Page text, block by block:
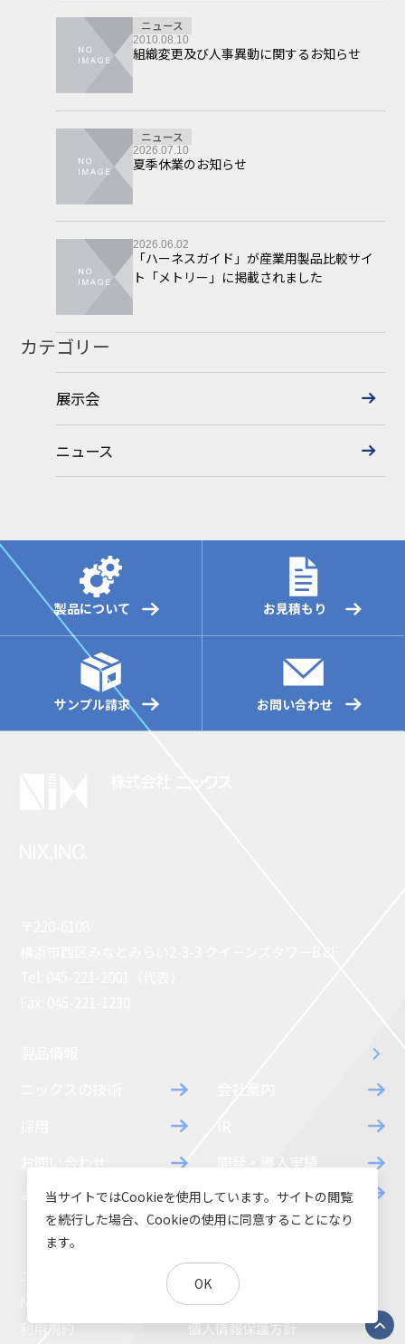
ニュース
2010.08.10
組織変更及び人事異動に関するお知らせ
ニュース
2026.07.10
夏季休業のお知らせ
2026.06.02
「ハーネスガイド」が産業用製品比較サイ
ト「メトリー」に掲載されました
カテゴリー
展示会
ニュース
製品について お見積もり
サンプル請求 お問い合わせ
開発・導入実績
よくあるご質問
ダウンロード
お知らせ
NIXのサスティナビリティ 環境負荷物質調査結果
利用規約
個人情報保護方針
当サイトではCookieを使用しています。サイトの閲覧
を続行した場合、Cookieの使用に同意することになり
ます。
OK